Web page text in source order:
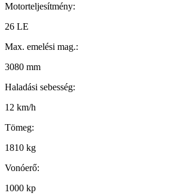
Motorteljesítmény:
26 LE
Max. emelési mag.:
3080 mm
Haladási sebesség:
12 km/h
Tömeg:
1810 kg
Vonóerő:
1000 kp